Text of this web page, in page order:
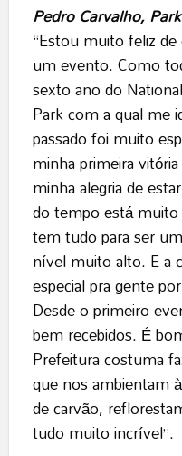
Pedro Carvalho, Park
“Estou muito feliz
um evento. Como
sexto ano do
Park com a qual me
passado foi muito
minha primeira
minha alegria de
do tempo está muito
tem tudo para ser
nível muito alto. E a
especial pra gente
Desde o primeiro
bem recebidos. É
Prefeitura costuma
que nos ambientam
de carvão,
tudo muito incrível”.